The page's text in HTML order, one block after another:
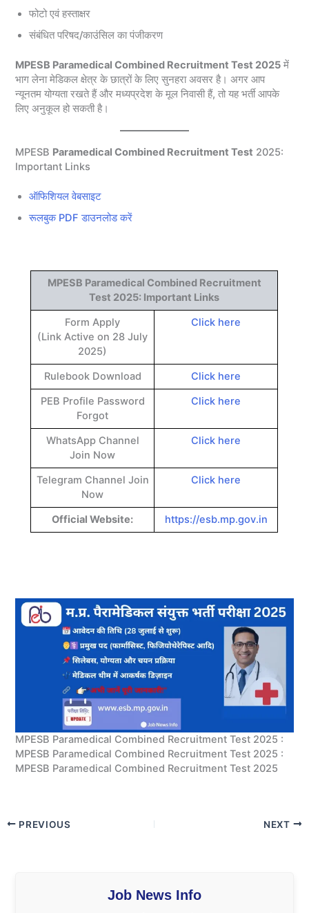
फोटो एवं हस्ताक्षर
संबंधित परिषद/काउंसिल का पंजीकरण
MPESB Paramedical Combined Recruitment Test 2025 में
भाग लेना मेडिकल क्षेत्र के छात्रों के लिए सुनहरा अवसर है। अगर आप
न्यूनतम योग्यता रखते हैं और मध्यप्रदेश के मूल निवासी हैं, तो यह भर्ती आपके
लिए अनुकूल हो सकती है।
MPESB Paramedical Combined Recruitment Test 2025:
Important Links
ऑफिशियल वेबसाइट
रूलबुक PDF डाउनलोड करें
MPESB Paramedical Combined Recruitment
Test 2025: Important Links
Form Apply
(Link Active on 28 July
2025)
Click here
Rulebook Download
Click here
PEB Profile Password
Forgot
Click here
WhatsApp Channel
Join Now
Click here
Telegram Channel Join
Now
Click here
Official Website: https://esb.mp.gov.in
MPESB Paramedical Combined Recruitment Test 2025 :
MPESB Paramedical Combined Recruitment Test 2025 :
MPESB Paramedical Combined Recruitment Test 2025
PREVIOUS NEXT
Job News Info